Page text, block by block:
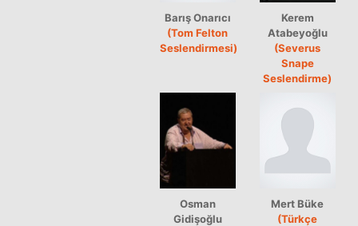
Barış Onarıcı
(Tom Felton
Seslendirmesi)
Kerem
Atabeyoğlu
(Severus
Snape
Seslendirme)
Osman
Gidişoğlu
Mert Büke
(Türkçe